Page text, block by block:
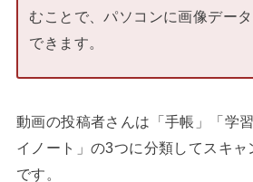
むことで、パソコンに画像デー
できます。
動画の投稿者さんは「手帳」「学
イノート」の3つに分類してスキャ
です。